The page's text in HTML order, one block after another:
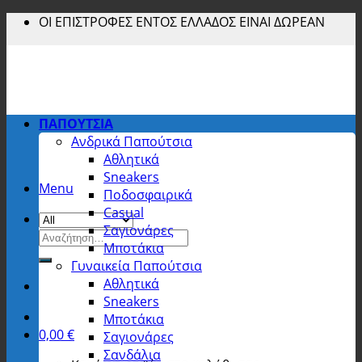
Skip ΟΙ ΕΠΙΣΤΡΟΦΕΣ ΕΝΤΟΣ ΕΛΛΑΔΟΣ ΕΙΝΑΙ ΔΩΡΕΑΝ
Menu
Αναζήτηση
για:
0,00€
ΠΑΠΟΥΤΣΙΑ
Ανδρικά Παπούτσια
Αθλητικά
Sneakers
Ποδοσφαιρικά
Casual
Σαγιονάρες
Μποτάκια
Γυναικεία Παπούτσια
Αθλητικά
Sneakers
Μποτάκια
Σαγιονάρες
Σανδάλια